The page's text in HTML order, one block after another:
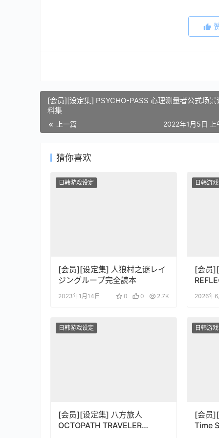
[会员][设定集] PSYCHO-PASS 心理测量者公式场景
料集
上一篇 2022年1月5日
猜你喜欢
日韩游戏设定
[会员][设定集] 人狼村之谜レイ
ジングループ完全読本
2023年1月14日 0 0 2.7K
日韩游
[会员
式ビ
撃の
2026年6
日韩游戏设定
[会员][设定集] 八方旅人
OCTOPATH TRAVELER
日韩游
[会员
Time